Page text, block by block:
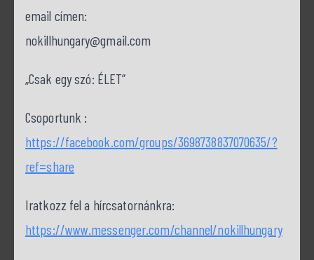
email címen:
nokillhungary@gmail.com
„Csak egy szó: ÉLET”
Csoportunk :
https://facebook.com/groups/3698738837070635/?
ref=share
Iratkozz fel a hírcsatornánkra:
https://www.messenger.com/channel/nokillhungary